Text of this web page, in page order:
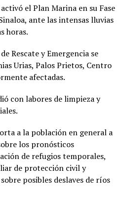
el Plan Marina en su Fase
ante las intensas lluvias
horas.
Rescate y Emergencia se
Urias, Palos Prietos, Centro
afectadas.
con labores de limpieza y
a la población en general a
los pronósticos
de refugios temporales,
de protección civil y
posibles deslaves de ríos